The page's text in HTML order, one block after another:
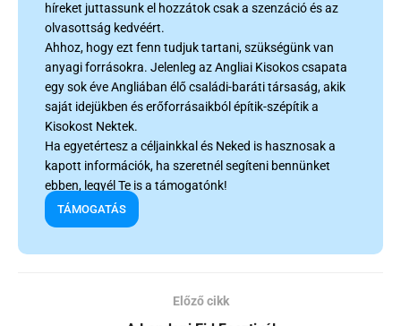
híreket juttassunk el hozzátok csak a szenzáció és az
olvasottság kedvéért.
Ahhoz, hogy ezt fenn tudjuk tartani, szükségünk van
anyagi forrásokra. Jelenleg az Angliai Kisokos csapata
egy sok éve Angliában élő családi-baráti társaság, akik
saját idejükben és erőforrásaikból építik-szépítik a
Kisokost Nektek.
Ha egyetértesz a céljainkkal és Neked is hasznosak a
kapott információk, ha szeretnél segíteni bennünket
ebben, legyél Te is a támogatónk!
TÁMOGATÁS
Előző cikk